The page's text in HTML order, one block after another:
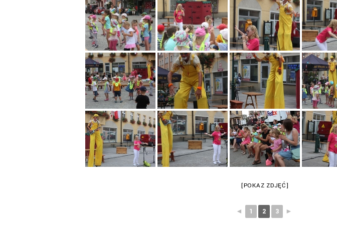
[POKAZ ZDJĘĆ]
◄ 1 2 3 ►